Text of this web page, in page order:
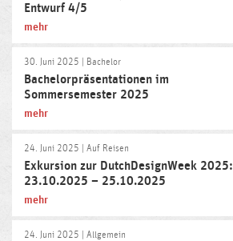
Entwurf 4/5
mehr
30. Juni 2025 | Bachelor
Bachelorpräsentationen im
Sommersemester 2025
mehr
24. Juni 2025 | Auf Reisen
Exkursion zur DutchDesignWeek 2025:
23.10.2025 – 25.10.2025
mehr
24. Juni 2025 | Allgemein